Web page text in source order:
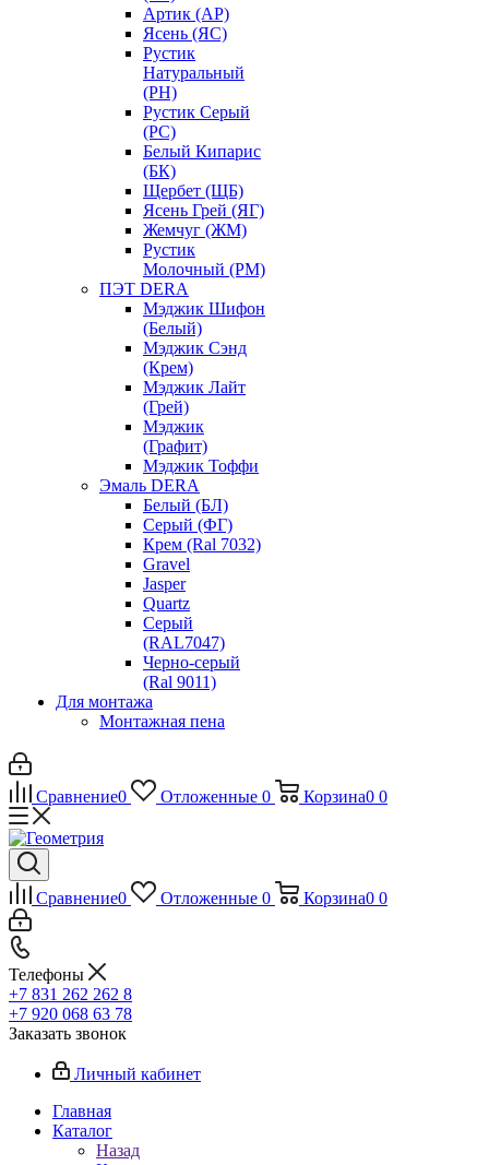
Артик (АР)
Ясень (ЯС)
Рустик
Натуральный
(РН)
Рустик Серый
(РС)
Белый Кипарис
(БК)
Щербет (ЩБ)
Ясень Грей (ЯГ)
Жемчуг (ЖМ)
Рустик
Молочный (РМ)
ПЭТ DERA
Мэджик Шифон
(Белый)
Мэджик Сэнд
(Крем)
Мэджик Лайт
(Грей)
Мэджик
(Графит)
Мэджик Тоффи
Эмаль DERA
Белый (БЛ)
Серый (ФГ)
Крем (Ral 7032)
Gravel
Jasper
Quartz
Серый
(RAL7047)
Черно-серый
(Ral 9011)
Для монтажа
Монтажная пена
Сравнение0 Отложенные 0 Корзина0 0
Сравнение0 Отложенные 0 Корзина0 0
Телефоны
+7 831 262 262 8
+7 920 068 63 78
Заказать звонок
Личный кабинет
Главная
Каталог
Назад